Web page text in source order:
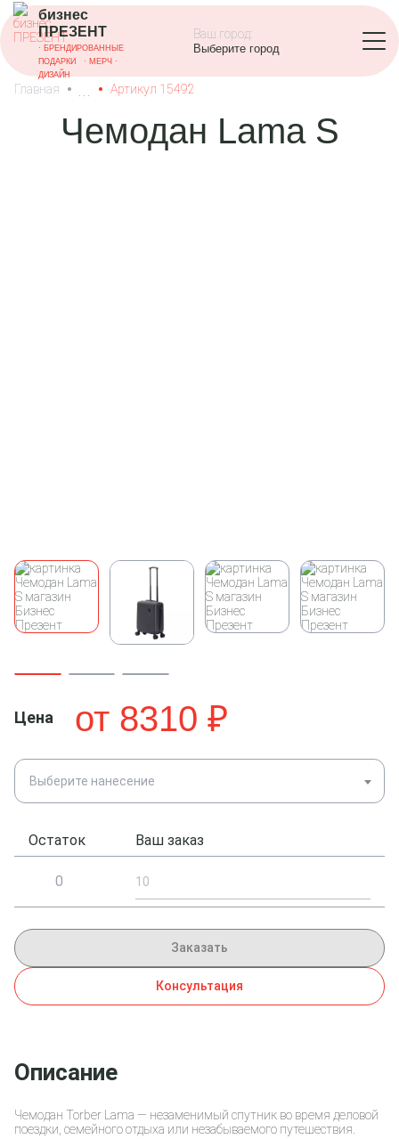
бизнес
ПРЕЗЕНТ
· БРЕНДИРОВАННЫЕ
ПОДАРКИ · МЕРЧ ·
ДИЗАЙН
Ваш город:
Выберите город
Главная • • Артикул 15492
Чемодан Lama S
Цена от 8310 ₽
Выберите нанесение
Остаток Ваш заказ
0
Заказать
Консультация
Описание
Чемодан Torber Lama — незаменимый спутник во время деловой
поездки, семейного отдыха или незабываемого путешествия.